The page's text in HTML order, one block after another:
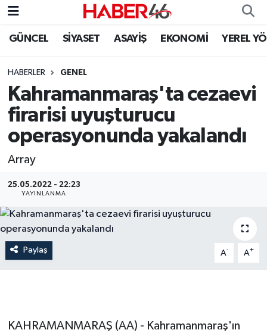
GÜNCEL SİYASET ASAYİŞ EKONOMİ YEREL
HABERLER GENEL
Kahramanmaraş'ta cezaevi
firarisi uyuşturucu
operasyonunda yakalandı
Array
25.05.2022 - 22:23
YAYINLANMA
Paylaş A- A+
KAHRAMANMARAŞ (AA) - Kahramanmaraş'ın
GÜNCEL
SİYASET
EKONOMİ
SPOR
YAŞAM
TEKNOLOJİ
SAĞLIK
EĞİTİM
Nöbetçi Eczaneler
Hava Durumu
Kahramanmaraş Namaz Vakitleri
Trafik Durumu
Süper Lig Puan Durumu ve Fikstür
Tüm Manşetler
Son Dakika Haberleri
Haber Arşivi